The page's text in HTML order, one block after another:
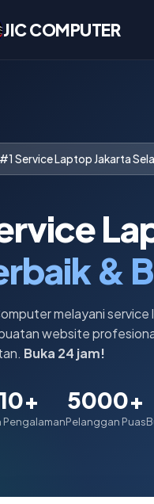
JIC COMPUTER
#1 Service Laptop Jakarta
&
melayani
website
Buka 24 jam!
10+
Pengalaman
5000+
Pelanggan Puas